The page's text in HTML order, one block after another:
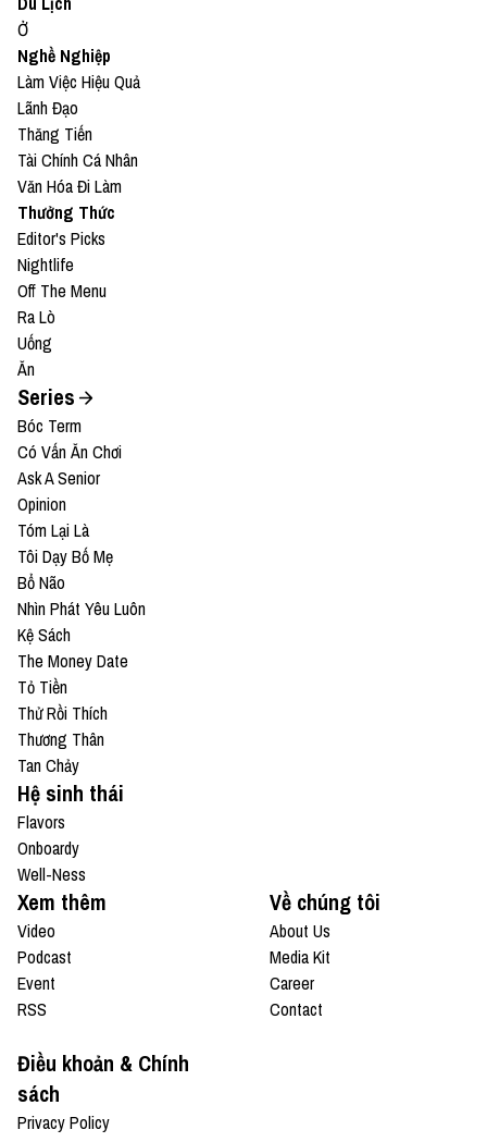
Ở
Nghề Nghiệp
Làm Việc Hiệu Quả
Lãnh Đạo
Thăng Tiến
Tài Chính Cá Nhân
Văn Hóa Đi Làm
Thưởng Thức
Editor's Picks
Nightlife
Off The Menu
Ra Lò
Uống
Ăn
Series
Bóc Term
Có Vấn Ăn Chơi
Ask A Senior
Opinion
Tóm Lại Là
Tôi Dạy Bố Mẹ
Bổ Não
Nhìn Phát Yêu Luôn
Kệ Sách
The Money Date
Tỏ Tiền
Thử Rồi Thích
Thương Thân
Tan Chảy
Hệ sinh thái
Flavors
Onboardy
Well-Ness
Xem thêm
Video
Podcast
Event
RSS
Về chúng tôi
About Us
Media Kit
Career
Contact
Điều khoản & Chính
sách
Privacy Policy